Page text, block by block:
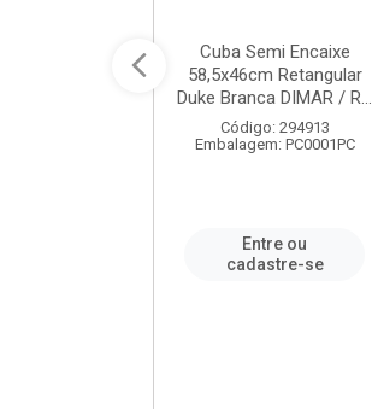
Cuba Semi Encaixe
58,5x46cm Retangular
Duke Branca DIMAR / R...
Código: 294913
Embalagem: PC0001PC
Entre ou
cadastre-se